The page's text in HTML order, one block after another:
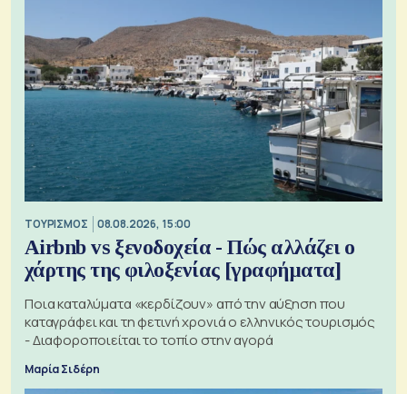
ΤΟΥΡΙΣΜΟΣ 08.08.2026, 15:00
Airbnb vs ξενοδοχεία - Πώς αλλάζει ο
χάρτης της φιλοξενίας [γραφήματα]
Ποια καταλύματα «κερδίζουν» από την αύξηση που
καταγράφει και τη φετινή χρονιά ο ελληνικός τουρισμός
- Διαφοροποιείται το τοπίο στην αγορά
Μαρία Σιδέρη